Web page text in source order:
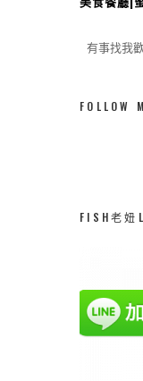
有事找我
FOLLOW
FISH老妞